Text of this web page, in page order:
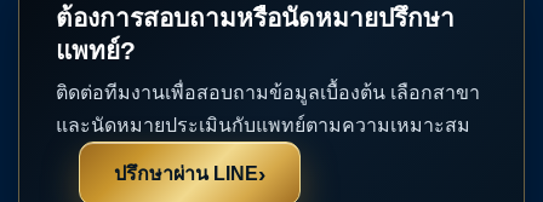
ต้องการสอบถามหรือนัดหมายปรึกษา
แพทย์?
ติดต่อทีมงานเพื่อสอบถามข้อมูลเบื้องต้น เลือกสาขา
และนัดหมายประเมินกับแพทย์ตามความเหมาะสม
ปรึกษาผ่าน LINE›